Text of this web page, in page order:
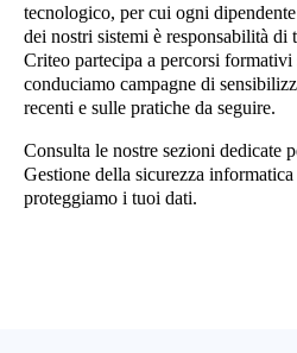
tecnologico, per cui ogni
dei nostri sistemi è responsabilità
Criteo partecipa a percorsi
conduciamo campagne di
recenti e sulle pratiche da seguire.
Consulta le nostre sezioni dedicate
Gestione della sicurezza
proteggiamo i tuoi dati.